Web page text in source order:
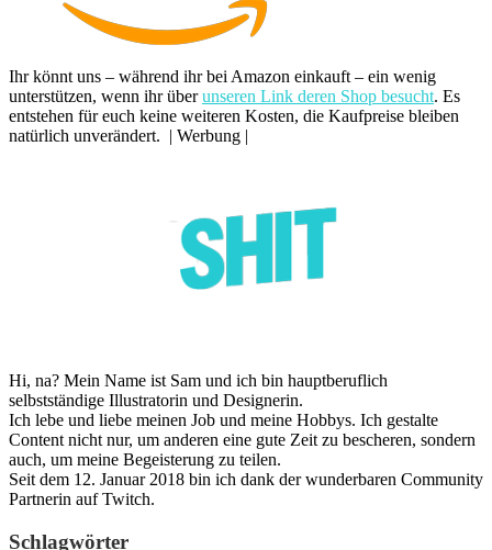
Ihr könnt uns – während ihr bei Amazon einkauft – ein wenig
unterstützen, wenn ihr überunseren Link deren Shop besucht. Es
entstehen für euch keine weiteren Kosten, die Kaufpreise bleiben
natürlich unverändert. | Werbung |
Hi, na? Mein Name ist Sam und ich bin hauptberuflich
selbstständige Illustratorin und Designerin.
Ich lebe und liebe meinen Job und meine Hobbys. Ich gestalte
Content nicht nur, um anderen eine gute Zeit zu bescheren, sondern
auch, um meine Begeisterung zu teilen.
Seit dem 12. Januar 2018 bin ich dank der wunderbaren Community
Partnerin auf Twitch.
Schlagwörter